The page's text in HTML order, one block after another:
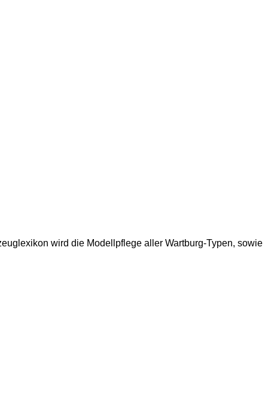
wird die Modellpflege aller Wartburg-Typen, sowie